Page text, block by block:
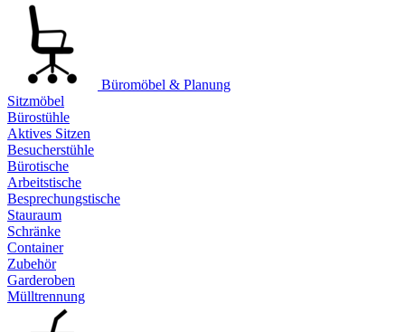
Büromöbel & Planung
Sitzmöbel
Bürostühle
Aktives Sitzen
Besucherstühle
Bürotische
Arbeitstische
Besprechungstische
Stauraum
Schränke
Container
Zubehör
Garderoben
Mülltrennung